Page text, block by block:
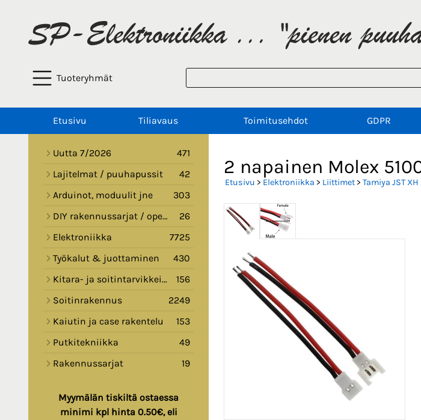
Tuoteryhmät
Etusivu Tiliavaus Toimitusehdot GDPR
Uutta 7/2026
471
Lajitelmat / puuhapussit
42
Arduinot, moduulit jne
303
DIY rakennussarjat / opetussarjat
26
Elektroniikka
7725
Työkalut & juottaminen
430
Kitara- ja soitintarvikkeita
156
Soitinrakennus
2249
Kaiutin ja case rakentelu
153
Putkitekniikka
49
Rakennussarjat
19
Myymälän tiskiltä ostaessa
minimi kpl hinta 0.50€, eli
2 napainen Molex
Etusivu > Elektroniikka > Liittimet> Tamiya JST